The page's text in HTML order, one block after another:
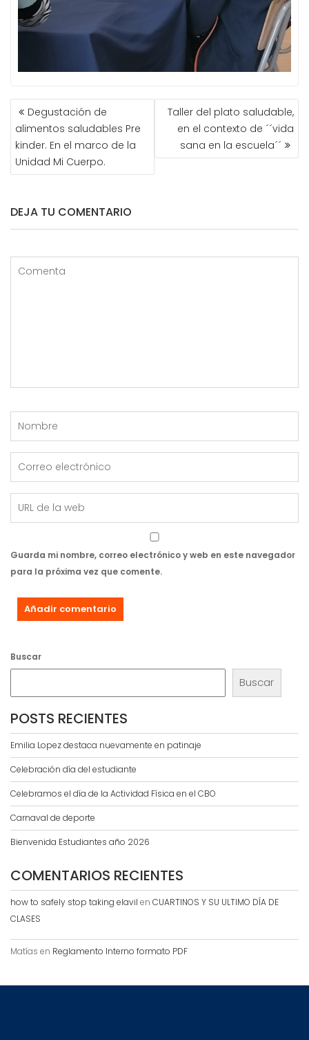
NAVEGACIÓN
DE
ENTRADAS
Degustación de
alimentos saludables Pre
kinder. En el marco de la
Unidad Mi Cuerpo.
Taller del plato saludable,
en el contexto de ´´vida
sana en la escuela´´
DEJA TU COMENTARIO
Guarda mi nombre, correo electrónico y web en este navegador
para la próxima vez que comente.
Buscar
Buscar
POSTS RECIENTES
Emilia Lopez destaca nuevamente en patinaje
Celebración día del estudiante
Celebramos el día de la Actividad Física en el CBO
Carnaval de deporte
Bienvenida Estudiantes año 2026
COMENTARIOS RECIENTES
how to safely stop taking elavil en CUARTINOS Y SU ULTIMO DÍA DE
CLASES
Matías en Reglamento Interno formato PDF